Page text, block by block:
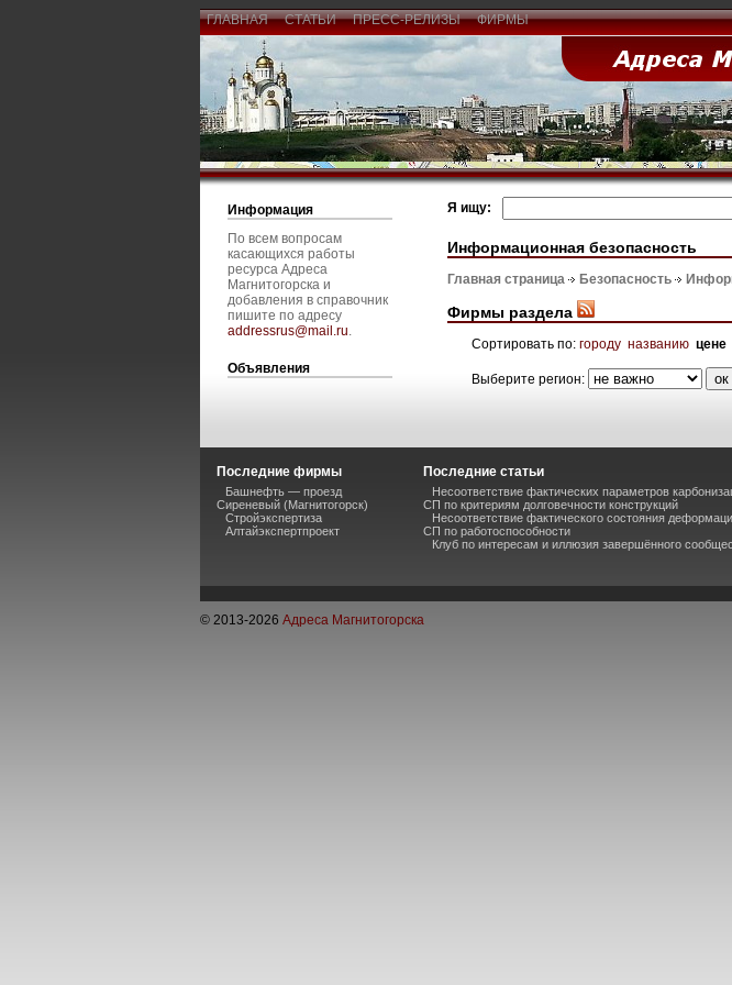
ГЛАВНАЯ СТАТЬИ ПРЕСС-РЕЛИЗЫ ФИРМЫ
Информация
По всем вопросам
касающихся работы
ресурса Адреса
Магнитогорска и
добавления в справочник
пишите по адресу
addressrus@mail.ru.
Объявления
Я ищу:
Информационная безопасность
Главная страница Безопасность
Фирмы раздела
Сортировать по: городу названию цене
Выберите регион:
Последние фирмы
Башнефть — проезд
Сиреневый (Магнитогорск)
Стройэкспертиза
Алтайэкспертпроект
Последние статьи
Несоответствие фактических параметров
СП по критериям долговечности конструкций
Несоответствие фактического состояния
СП по работоспособности
Клуб по интересам и иллюзия завершённого
© 2013-2026 Адреса Магнитогорска